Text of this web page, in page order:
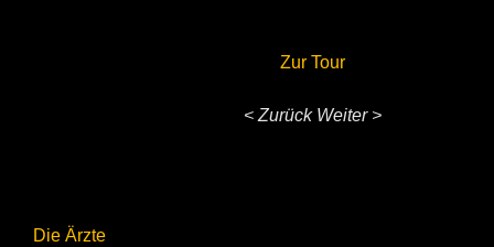
Die Ärzte
Zur Tour
< Zurück Weiter >